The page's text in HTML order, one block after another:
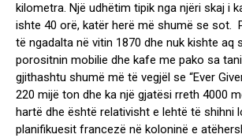
kilometra. Një udhëtim tipik nga njëri skaj i
ishte 40 orë, katër herë më shumë se sot.
të ngadalta në vitin 1870 dhe nuk kishte aq
porositnin mobilie dhe kafe me pako sa
gjithashtu shumë më të vegjël se “Ever
220 mijë ton dhe ka një gjatësi rreth 4000
hartë dhe është relativisht e lehtë të shihni
planifikuesit francezë në koloninë e